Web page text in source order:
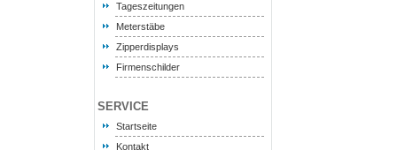
Tageszeitungen
Meterstäbe
Zipperdisplays
Firmenschilder
SERVICE
Startseite
Kontakt